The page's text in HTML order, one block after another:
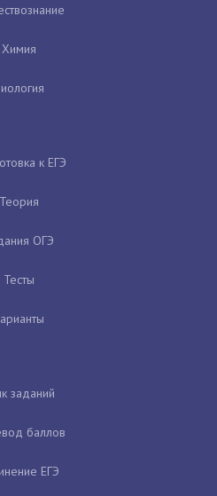
Химия
к ЕГЭ
Теория
ОГЭ
Тесты
заданий
баллов
ЕГЭ